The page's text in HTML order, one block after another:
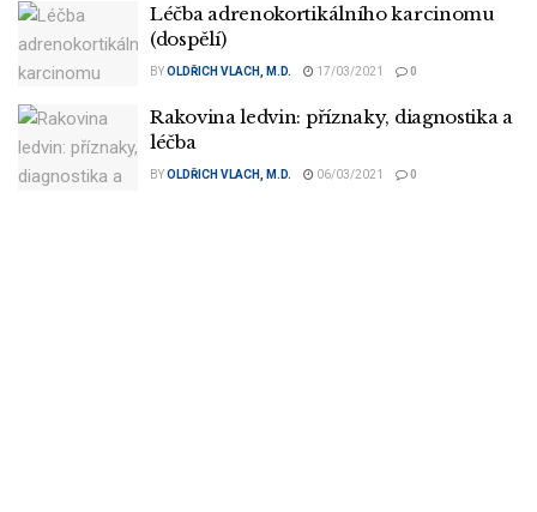
Léčba adrenokortikálního karcinomu
(dospělí)
BYOLDŘICH VLACH, M.D. 17/03/2021 0
Rakovina ledvin: příznaky, diagnostika a
léčba
BYOLDŘICH VLACH, M.D. 06/03/2021 0